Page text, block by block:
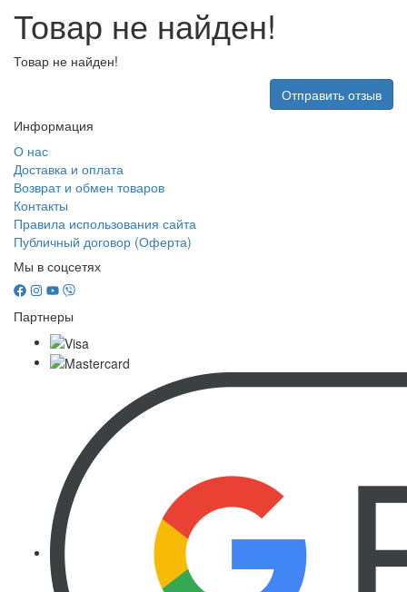
Товар не найден!
Товар не найден!
Отправить отзыв
Информация
О нас
Доставка и оплата
Возврат и обмен товаров
Контакты
Правила использования сайта
Публичный договор (Оферта)
Мы в соцсетях
Партнеры